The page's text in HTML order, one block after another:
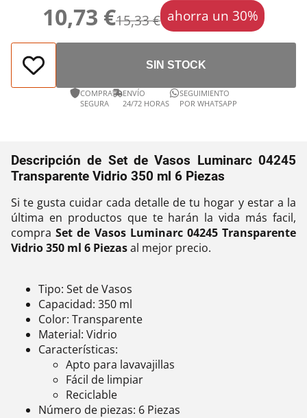
10,73 €15,33 € ahorra un 30%
SIN STOCK
COMPRA
SEGURA
ENVÍO
24/72 HORAS
SEGUIMIENTO
POR WHATSAPP
Descripción de Set de Vasos Luminarc 04245
Transparente Vidrio 350 ml 6 Piezas
Si te gusta cuidar cada detalle de tu hogar y estar a la
última en productos que te harán la vida más facil,
compraSet de Vasos Luminarc 04245 Transparente
Vidrio 350 ml 6 Piezasal mejor precio.
Tipo: Set de Vasos
Capacidad: 350 ml
Color: Transparente
Material: Vidrio
Características:
Apto para lavavajillas
Fácil de limpiar
Reciclable
Número de piezas: 6 Piezas